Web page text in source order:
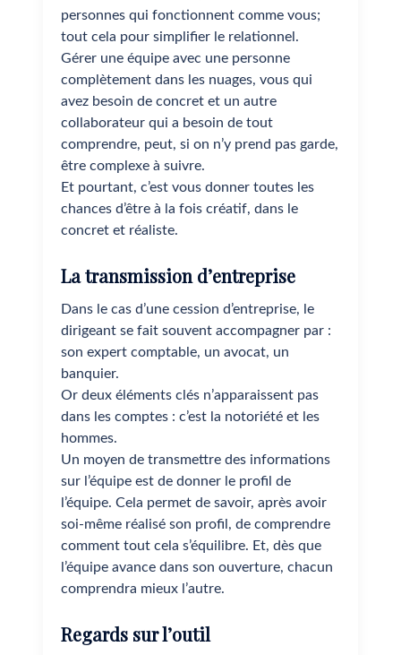
personnes qui fonctionnent comme vous;
tout cela pour simplifier le relationnel.
Gérer une équipe avec une personne
complètement dans les nuages, vous qui
avez besoin de concret et un autre
collaborateur qui a besoin de tout
comprendre, peut, si on n’y prend pas garde,
être complexe à suivre.
Et pourtant, c’est vous donner toutes les
chances d’être à la fois créatif, dans le
concret et réaliste.
La transmission d’entreprise
Dans le cas d’une cession d’entreprise, le
dirigeant se fait souvent accompagner par :
son expert comptable, un avocat, un
banquier.
Or deux éléments clés n’apparaissent pas
dans les comptes : c’est la notoriété et les
hommes.
Un moyen de transmettre des informations
sur l’équipe est de donner le profil de
l’équipe. Cela permet de savoir, après avoir
soi-même réalisé son profil, de comprendre
comment tout cela s’équilibre. Et, dès que
l’équipe avance dans son ouverture, chacun
comprendra mieux l’autre.
Regards sur l’outil